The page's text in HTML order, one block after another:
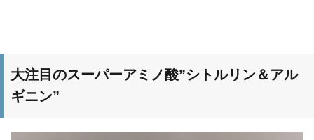
大注目のスーパーアミノ酸”シトルリン＆アル
ギニン”